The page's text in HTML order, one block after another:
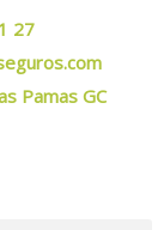
27
Pamas GC